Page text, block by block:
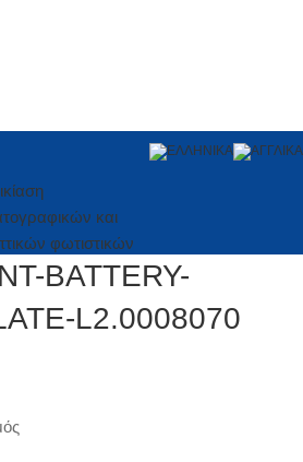
BATTERY-
L2.0008070